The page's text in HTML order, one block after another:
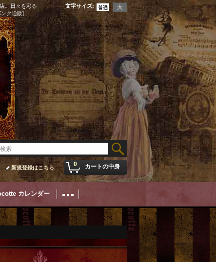
。日々を彩る
ク通販]
文字サイズ:
0 カートの中身
新規登録はこちら
カレンダー